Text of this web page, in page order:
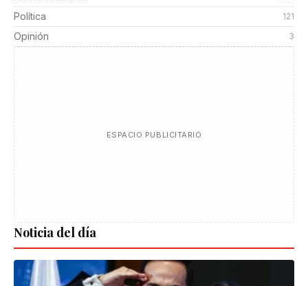
Política 121
Opinión 3
ESPACIO PUBLICITARIO
Noticia del día